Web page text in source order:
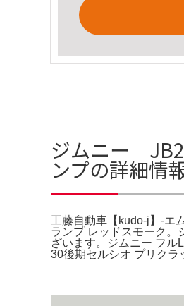
ジムニー
ンプの詳細情
工藤自動車【kudo-j】-エ
ランプ レッドスモーク
ざいます。ジムニー フル
30後期セルシオ プリク